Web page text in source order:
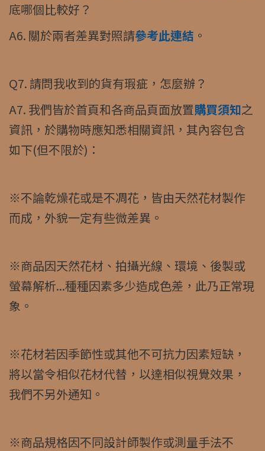
底哪個比較好？
A6. 關於兩者差異對照請參考此連結 。
Q7. 請問我收到的貨有瑕疵，怎麼辦？
A7. 我們皆於首頁和各商品頁面放置購買須知之
資訊，於購物時應知悉相關資訊，其內容包含
如下(但不限於)：
※不論乾燥花或是不凋花，皆由天然花材製作
而成，外貌一定有些微差異。
※商品因天然花材、拍攝光線、環境、後製或
螢幕解析...種種因素多少造成色差，此乃正常現
象。
※花材若因季節性或其他不可抗力因素短缺，
將以當令相似花材代替，以達相似視覺效果，
我們不另外通知。
※商品規格因不同設計師製作或測量手法不